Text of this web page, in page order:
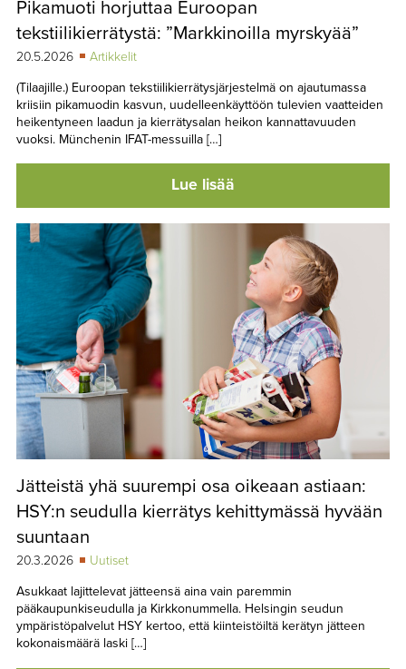
TAPAHTUMAT
YHTEYSTIEDOT
Pikamuoti horjuttaa Euroopan
tekstiilikierrätystä: ”Markkinoilla myrskyää”
20.5.2026
Artikkelit
(Tilaajille.) Euroopan tekstiilikierrätysjärjestelmä on ajautumassa
kriisiin pikamuodin kasvun, uudelleenkäyttöön tulevien vaatteiden
heikentyneen laadun ja kierrätysalan heikon kannattavuuden
vuoksi. Münchenin IFAT-messuilla […]
Lue lisää
Jätteistä yhä suurempi osa oikeaan astiaan:
HSY:n seudulla kierrätys kehittymässä hyvään
suuntaan
20.3.2026
Uutiset
Asukkaat lajittelevat jätteensä aina vain paremmin
pääkaupunkiseudulla ja Kirkkonummella. Helsingin seudun
ympäristöpalvelut HSY kertoo, että kiinteistöiltä kerätyn jätteen
kokonaismäärä laski […]